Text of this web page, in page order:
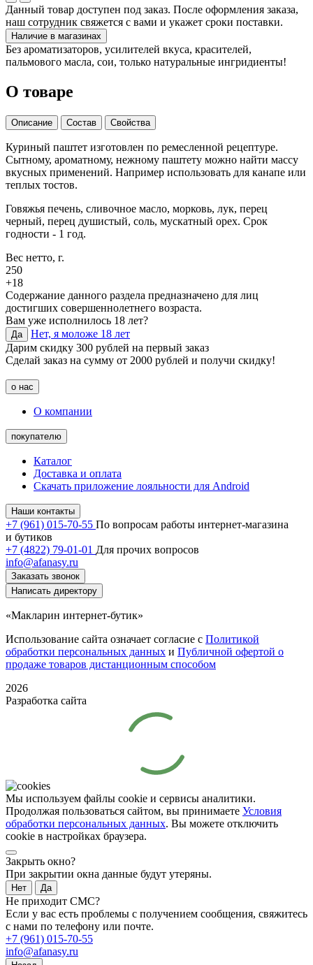
Данный товар доступен под заказ. После оформления заказа,
наш сотрудник свяжется с вами и укажет сроки поставки.
Наличие в магазинах
Без ароматизаторов, усилителей вкуса, красителей,
пальмового масла, сои, только натуральные ингридиенты!
О товаре
Описание Состав Свойства
Куриный паштет изготовлен по ремесленной рецептуре.
Сытному, ароматному, нежному паштету можно найти массу
вкусных применений. Например использовать для канапе или
теплых тостов.
Говяжья печень, сливочное масло, морковь, лук, перец
черный, перец душистый, соль, мускатный орех. Срок
годности - 1 год.
Вес нетто, г.
250
+18
Содержание данного раздела предназначено для лиц
достигших совершеннолетнего возраста.
Вам уже исполнилось 18 лет?
Да
Нет, я моложе 18 лет
Дарим скидку 300 рублей на первый заказ
Сделай заказ на сумму от 2000 рублей и получи скидку!
о нас
О компании
покупателю
Каталог
Доставка и оплата
Скачать приложение лояльности для Android
Наши контакты
+7 (961) 015-70-55 По вопросам работы интернет-магазина
и бутиков
+7 (4822) 79-01-01 Для прочих вопросов
info@afanasy.ru
Заказать звонок
Написать директору
«Макларин интернет-бутик»
Использование сайта означает согласие с Политикой
обработки персональных данных и Публичной офертой о
продаже товаров дистанционным способом
2026
Разработка сайта
Мы используем файлы cookie и сервисы аналитики.
Продолжая пользоваться сайтом, вы принимаете Условия
обработки персональных данных. Вы можете отключить
cookie в настройках браузера.
Закрыть окно?
При закрытии окна данные будут утеряны.
Нет Да
Не приходит СМС?
Если у вас есть проблемы с получением сообщения, свяжитесь
с нами по телефону или почте.
+7 (961) 015-70-55
info@afanasy.ru